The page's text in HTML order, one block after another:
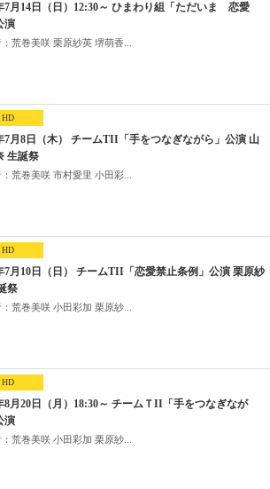
7月14日（日）12:30～ ひまわり組「ただいま 恋愛
演
荒巻美咲 栗原紗英 堺萌香...
HD
7月8日（木） チームTII「手をつなぎながら」公演 山
生誕祭
荒巻美咲 市村愛里 小田彩...
HD
7月10日（日） チームTII「恋愛禁止条例」公演 栗原紗
祭
荒巻美咲 小田彩加 栗原紗...
HD
8月20日（月）18:30～ チームＴII「手をつなぎなが
演
荒巻美咲 小田彩加 栗原紗...